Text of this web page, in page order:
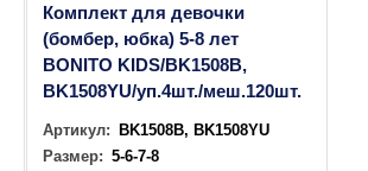
Комплект для девочки
(бомбер, юбка) 5-8 лет
BONITO KIDS/BK1508B,
BK1508YU/уп.4шт./меш.120шт.
Артикул:
BK1508B, BK1508YU
Размер: 5-6-7-8